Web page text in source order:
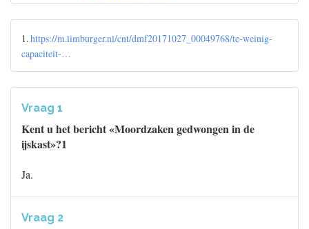
1.https://m.limburger.nl/cnt/dmf20171027_00049768/te-weinig-
capaciteit-…
Vraag 1
Kent u het bericht «Moordzaken gedwongen in de
ijskast»?1
Ja.
Vraag 2